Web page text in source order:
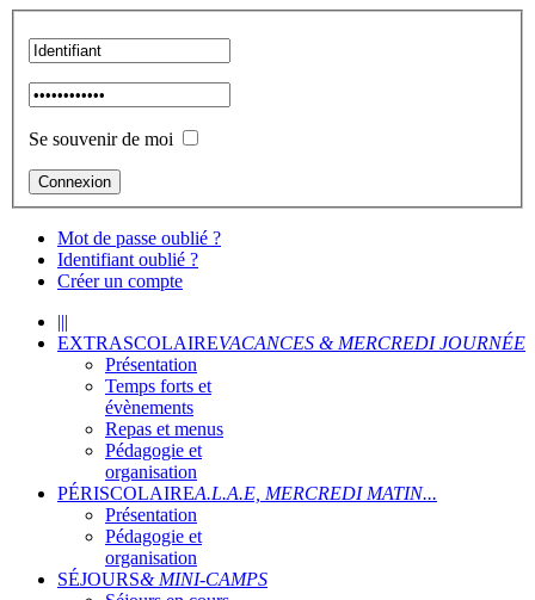
Se souvenir de moi
Mot de passe oublié ?
Identifiant oublié ?
Créer un compte
|||
EXTRASCOLAIREVACANCES & MERCREDI JOURNÉE
Présentation
Temps forts et
évènements
Repas et menus
Pédagogie et
organisation
PÉRISCOLAIREA.L.A.E, MERCREDI MATIN...
Présentation
Pédagogie et
organisation
SÉJOURS& MINI-CAMPS